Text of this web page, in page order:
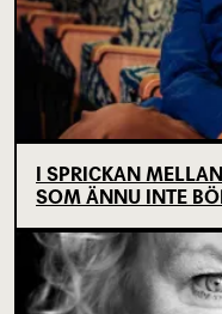
I SPRICKAN
SOM ÄNNU INTE